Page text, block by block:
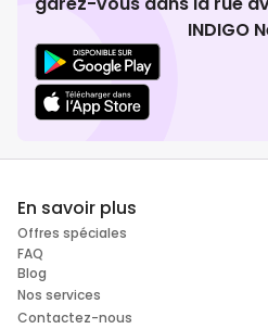
INDIGO
En savoir plus
Offres spéciales
FAQ
Blog
Nos services
Contactez-nous